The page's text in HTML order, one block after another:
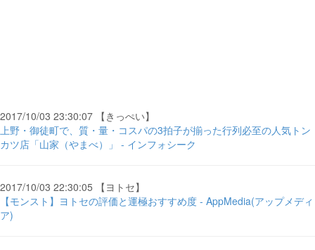
2017/10/03 23:30:07 【きっぺい】
上野・御徒町で、質・量・コスパの3拍子が揃った行列必至の人気トン
カツ店「山家（やまべ）」 - インフォシーク
2017/10/03 22:30:05 【ヨトセ】
【モンスト】ヨトセの評価と運極おすすめ度 - AppMedia(アップメディ
ア)